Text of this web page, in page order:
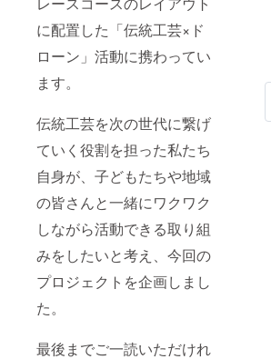
に配置した「伝統工芸×ド
ローン」活動に携わってい
ます。
伝統工芸を次の世代に繋げ
ていく役割を担った私たち
自身が、子どもたちや地域
の皆さんと一緒にワクワク
しながら活動できる取り組
みをしたいと考え、今回の
プロジェクトを企画しまし
た。
最後までご一読いただけれ